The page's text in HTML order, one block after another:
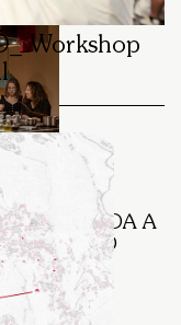
A
Workshop